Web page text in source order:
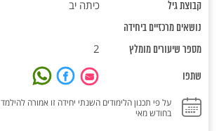
קבוצת גיל כיתה יב
נושאים מרכזיים ביחידה
מספר שיעורים מומלץ
2
שתפו
על פי תכנון הלימודים השנתי יחידה זו אמורה להילמד
בחודש מאי